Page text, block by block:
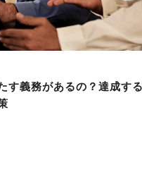
す義務があるの？達成す